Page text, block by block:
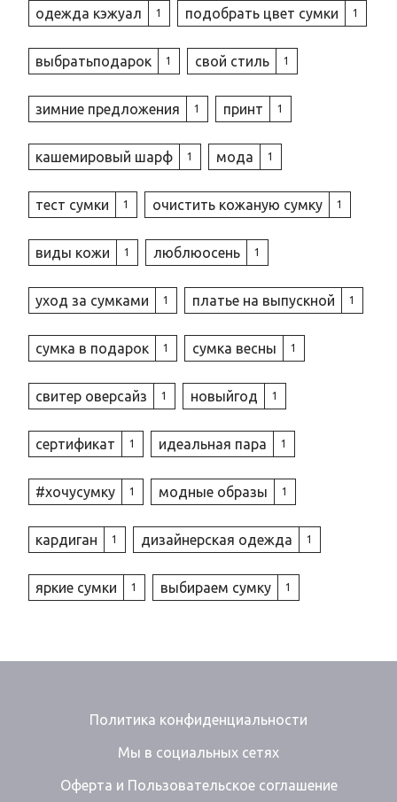
одежда кэжуал 1 подобрать цвет сумки 1
выбратьподарок 1 свой стиль 1
зимние предложения 1 принт 1
кашемировый шарф 1 мода 1
тест сумки 1 очистить кожаную сумку 1
виды кожи 1 люблюосень 1
уход за сумками 1 платье на выпускной 1
сумка в подарок 1 сумка весны 1
свитер оверсайз 1 новыйгод 1
сертификат 1 идеальная пара 1
#хочусумку 1 модные образы 1
кардиган 1 дизайнерская одежда 1
яркие сумки 1 выбираем сумку 1
Политика конфиденциальности
Мы в социальных сетях
Оферта и Пользовательское соглашение